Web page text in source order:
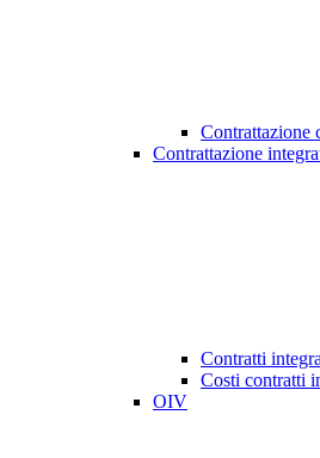
Contrattazione
Contrattazione
Contratti
Costi contratti
OIV